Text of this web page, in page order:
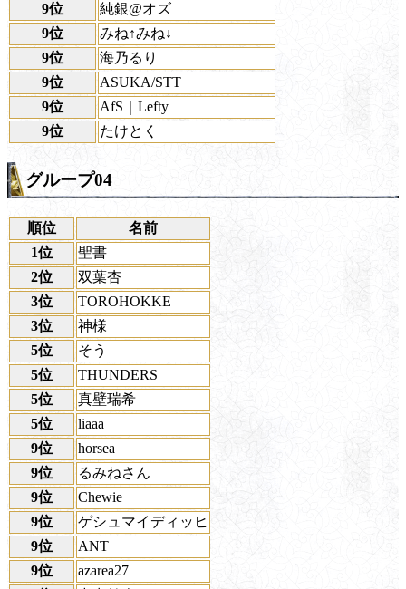
9位
純銀@オズ
9位
みね↑みね↓
9位
海乃るり
9位
ASUKA/STT
9位
AfS｜Lefty
9位
たけとく
グループ04
順位
名前
1位
聖書
2位
双葉杏
3位
TOROHOKKE
3位
神様
5位
そう
5位
THUNDERS
5位
真壁瑞希
5位
liaaa
9位
horsea
9位
るみねさん
9位
Chewie
9位
ゲシュマイディッヒ
9位
ANT
9位
azarea27